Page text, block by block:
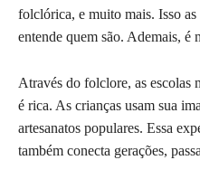
folclórica, e muito mais. Isso
entende quem são. Ademais, é
Através do folclore, as escolas
é rica. As crianças usam sua
artesanatos populares. Essa
também conecta gerações,